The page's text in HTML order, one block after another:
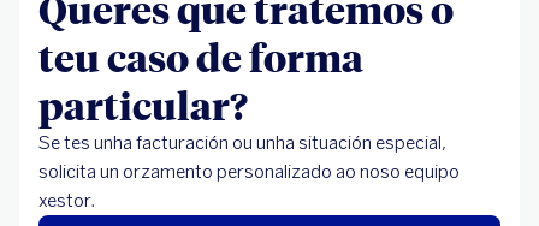
teu caso de forma
particular?
Se tes unha facturación ou unha situación especial,
solicita un orzamento personalizado ao noso equipo
xestor.